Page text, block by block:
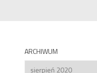
ARCHIWUM
Archiwum